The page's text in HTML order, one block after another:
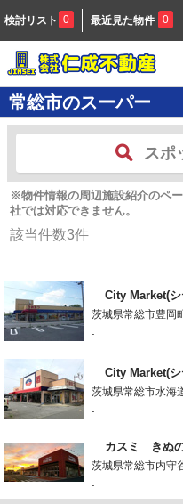
検討リスト 0 最近見た物件 0
常総市のスーパー
スポ
※物件情報の周辺施設紹介のペ
社では対応できません。
該当件数3件
City Market(
茨城県常総市豊岡
-
City Market(シ
茨城県常総市水海
-
カスミ きぬ
茨城県常総市内守
-